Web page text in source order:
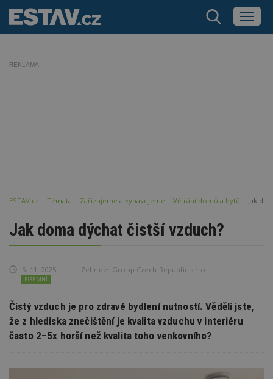
REKLAMA
ESTAV.cz Témata Zařizujeme a vybavujeme Větrání domů a bytů Jak
Jak doma dýchat čistší vzduch?
5. 11. 2025 Zehnder Group Czech Republic s.r.o.
FIREMNÍ
Čistý vzduch je pro zdravé bydlení nutností. Věděli jste,
že z hlediska znečištění je kvalita vzduchu v interiéru
často 2–5x horší než kvalita toho venkovního?